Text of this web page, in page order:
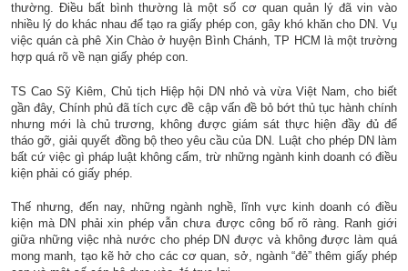
thường. Điều bất bình thường là một số cơ quan quản lý đã vin vào
nhiều lý do khác nhau để tạo ra giấy phép con, gây khó khăn cho DN. Vụ
việc quán cà phê Xin Chào ở huyện Bình Chánh, TP HCM là một trường
hợp quá rõ về nạn giấy phép con.
TS Cao Sỹ Kiêm, Chủ tịch Hiệp hội DN nhỏ và vừa Việt Nam, cho biết
gần đây, Chính phủ đã tích cực đề cập vấn đề bỏ bớt thủ tục hành chính
nhưng mới là chủ trương, không được giám sát thực hiện đầy đủ để
tháo gỡ, giải quyết đồng bộ theo yêu cầu của DN. Luật cho phép DN làm
bất cứ việc gì pháp luật không cấm, trừ những ngành kinh doanh có điều
kiện phải có giấy phép.
Thế nhưng, đến nay, những ngành nghề, lĩnh vực kinh doanh có điều
kiện mà DN phải xin phép vẫn chưa được công bố rõ ràng. Ranh giới
giữa những việc nhà nước cho phép DN được và không được làm quá
mong manh, tạo kẽ hở cho các cơ quan, sở, ngành “đẻ” thêm giấy phép